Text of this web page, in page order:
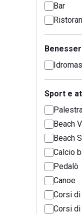
Bar
Sport e
Beach
Beach
Calcio
Pedalò
Canoe
Corsi
Corsi